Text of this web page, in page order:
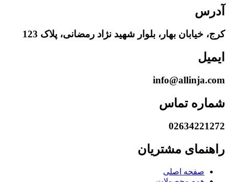
آدرس
کرج، خیابان بهار، بلوار شهید نژاد رمضانی، پلاک 123
ایمیل
info@allinja.com
شماره تماس
02634221272
راهنمای مشتریان
صفحه اصلی